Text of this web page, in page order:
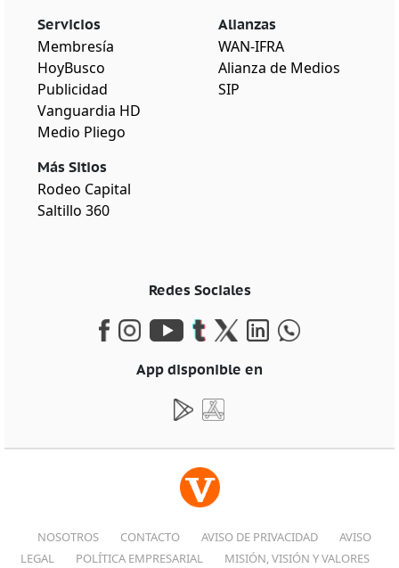
Servicios
Membresía
HoyBusco
Publicidad
Vanguardia HD
Medio Pliego
Más Sitios
Rodeo Capital
Saltillo 360
Alianzas
WAN-IFRA
Alianza de Medios
SIP
Redes Sociales
App disponible en
NOSOTROS CONTACTO AVISO DE PRIVACIDAD
AVISO
LEGAL
POLÍTICA EMPRESARIAL MISIÓN, VISIÓN Y VALORES